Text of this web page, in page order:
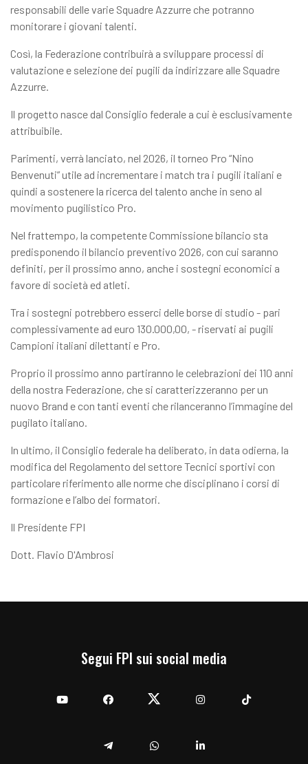
responsabili delle varie Squadre Azzurre che potranno
monitorare i giovani talenti.
Così, la Federazione contribuirà a sviluppare processi di
valutazione e selezione dei pugili da indirizzare alle Squadre
Azzurre.
Il progetto nasce dal Consiglio federale a cui è esclusivamente
attribuibile.
Parimenti, verrà lanciato, nel 2026, il torneo Pro “Nino
Benvenuti” utile ad incrementare i match tra i pugili italiani e
quindi a sostenere la ricerca del talento anche in seno al
movimento pugilistico Pro.
Nel frattempo, la competente Commissione bilancio sta
predisponendo il bilancio preventivo 2026, con cui saranno
definiti, per il prossimo anno, anche i sostegni economici a
favore di società ed atleti.
Tra i sostegni potrebbero esserci delle borse di studio - pari
complessivamente ad euro 130.000,00, - riservati ai pugili
Campioni italiani dilettanti e Pro.
Proprio il prossimo anno partiranno le celebrazioni dei 110 anni
della nostra Federazione, che si caratterizzeranno per un
nuovo Brand e con tanti eventi che rilanceranno l’immagine del
pugilato italiano.
In ultimo, il Consiglio federale ha deliberato, in data odierna, la
modifica del Regolamento del settore Tecnici sportivi con
particolare riferimento alle norme che disciplinano i corsi di
formazione e l’albo dei formatori.
Il Presidente FPI
Dott. Flavio D'Ambrosi
Segui FPI sui social media